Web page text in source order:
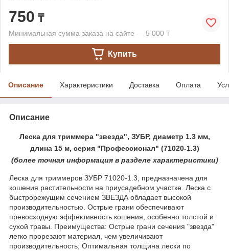
750 ₸
Минимальная сумма заказа на сайте — 5 000 ₸
Купить
Описание Характеристики Доставка Оплата
Описание
Леска для триммера "звезда", ЗУБР, диаметр 1.3 мм,
длина 15 м, серия "Профессионал" (71020-1.3)
(более точная информация в разделе характеристики)
Леска для триммеров ЗУБР 71020-1.3, предназначена для
кошения растительности на приусадебном участке. Леска с
быстрорежущим сечением ЗВЕЗДА обладает высокой
производительностью. Острые грани обеспечивают
превосходную эффективность кошения, особенно толстой и
сухой травы. Преимущества: Острые грани сечения "звезда"
легко прорезают материал, чем увеличивают
производительность; Оптимальная толщина лески по